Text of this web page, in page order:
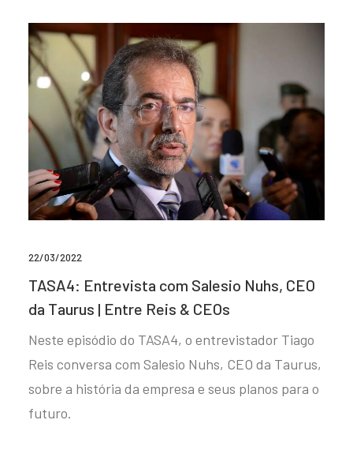
22/03/2022
TASA4: Entrevista com Salesio Nuhs, CEO
da Taurus | Entre Reis & CEOs
Neste episódio do TASA4, o entrevistador Tiago
Reis conversa com Salesio Nuhs, CEO da Taurus,
sobre a história da empresa e seus planos para o
futuro.